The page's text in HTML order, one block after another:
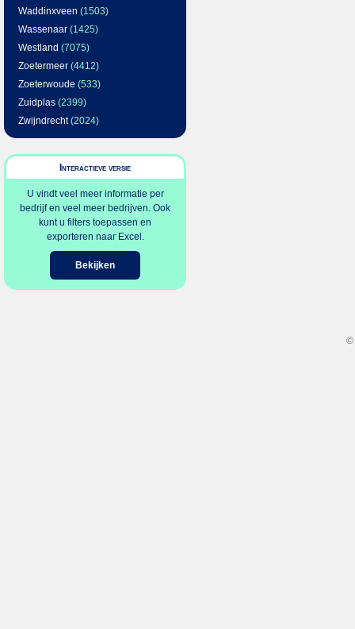
Waddinxveen (1503)
Wassenaar (1425)
Westland (7075)
Zoetermeer (4412)
Zoeterwoude (533)
Zuidplas (2399)
Zwijndrecht(2024)
Interactieve versie
U vindt veel meer informatie per
bedrijf en veel meer bedrijven. Ook
kunt u filters toepassen en
exporteren naar Excel.
Bekijken
©